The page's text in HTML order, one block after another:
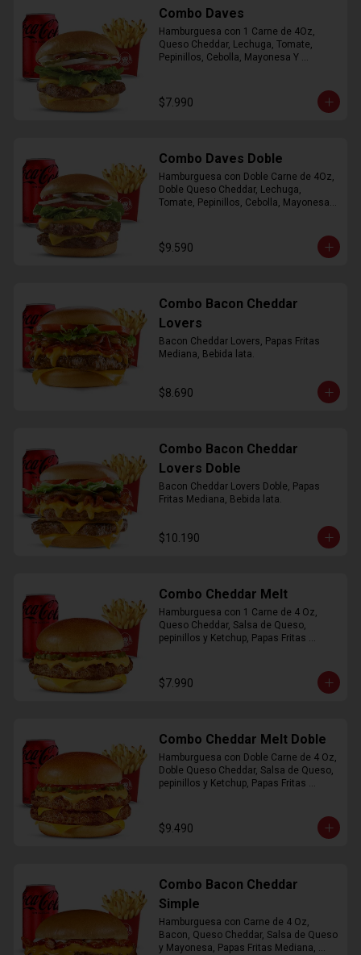
Combo Daves
Hamburguesa con 1 Carne de 4Oz,
Queso Cheddar, Lechuga, Tomate,
Pepinillos, Cebolla, Mayonesa Y
$7.990
Combo Daves Doble
Hamburguesa con Doble Carne de 4Oz,
Doble Queso Cheddar, Lechuga,
Tomate, Pepinillos, Cebolla, Mayonesa y
$9.590
Combo Bacon Cheddar
Lovers
Bacon Cheddar Lovers, Papas Fritas
Mediana, Bebida lata.
$8.690
Combo Bacon Cheddar
Lovers Doble
Bacon Cheddar Lovers Doble, Papas
Fritas Mediana, Bebida lata.
$10.190
Combo Cheddar Melt
Hamburguesa con 1 Carne de 4 Oz,
Queso Cheddar, Salsa de Queso,
pepinillos y Ketchup, Papas Fritas
$7.990
Combo Cheddar Melt Doble
Hamburguesa con Doble Carne de 4 Oz,
Doble Queso Cheddar, Salsa de Queso,
pepinillos y Ketchup, Papas Fritas
$9.490
Combo Bacon Cheddar
Simple
Hamburguesa con Carne de 4 Oz,
Bacon, Queso Cheddar, Salsa de Queso
y Mayonesa, Papas Fritas Mediana,